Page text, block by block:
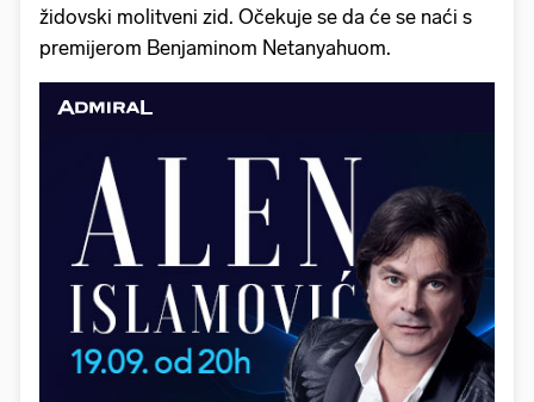
židovski molitveni zid. Očekuje se da će se naći s
premijerom Benjaminom Netanyahuom.